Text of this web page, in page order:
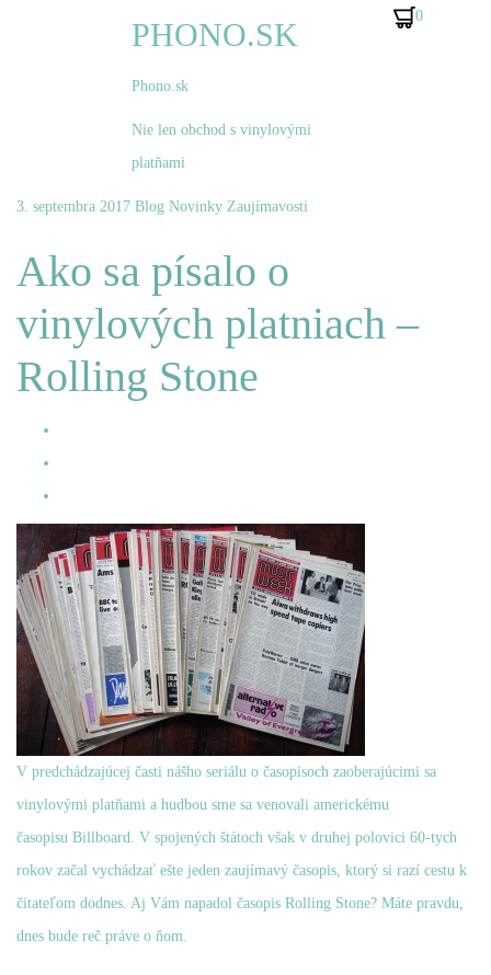
PHONO.SK
Phono.sk
Nie len obchod s vinylovými
platňami
0
3. septembra 2017 Blog Novinky Zaujímavosti
Ako sa písalo o
vinylových platniach –
Rolling Stone
​V predchádzajúcej časti nášho seriálu o časopisoch zaoberajúcimi sa
vinylovými platňami a hudbou sme sa venovali americkému
časopisu Billboard. V spojených štátoch však v druhej polovici 60-tych
rokov začal vychádzať ešte jeden zaujímavý časopis, ktorý si razí cestu k
čitateľom dodnes. Aj Vám napadol časopis Rolling Stone? Máte pravdu,
dnes bude reč práve o ňom.